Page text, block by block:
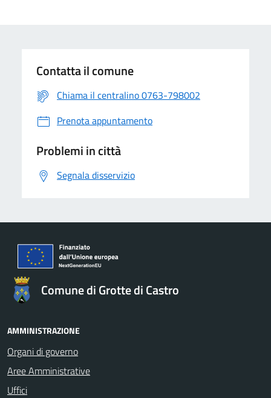
Contatta il comune
Chiama il centralino 0763-798002
Prenota appuntamento
Problemi in città
Segnala disservizio
Comune di Grotte di Castro
AMMINISTRAZIONE
Organi di governo
Aree Amministrative
Uffici